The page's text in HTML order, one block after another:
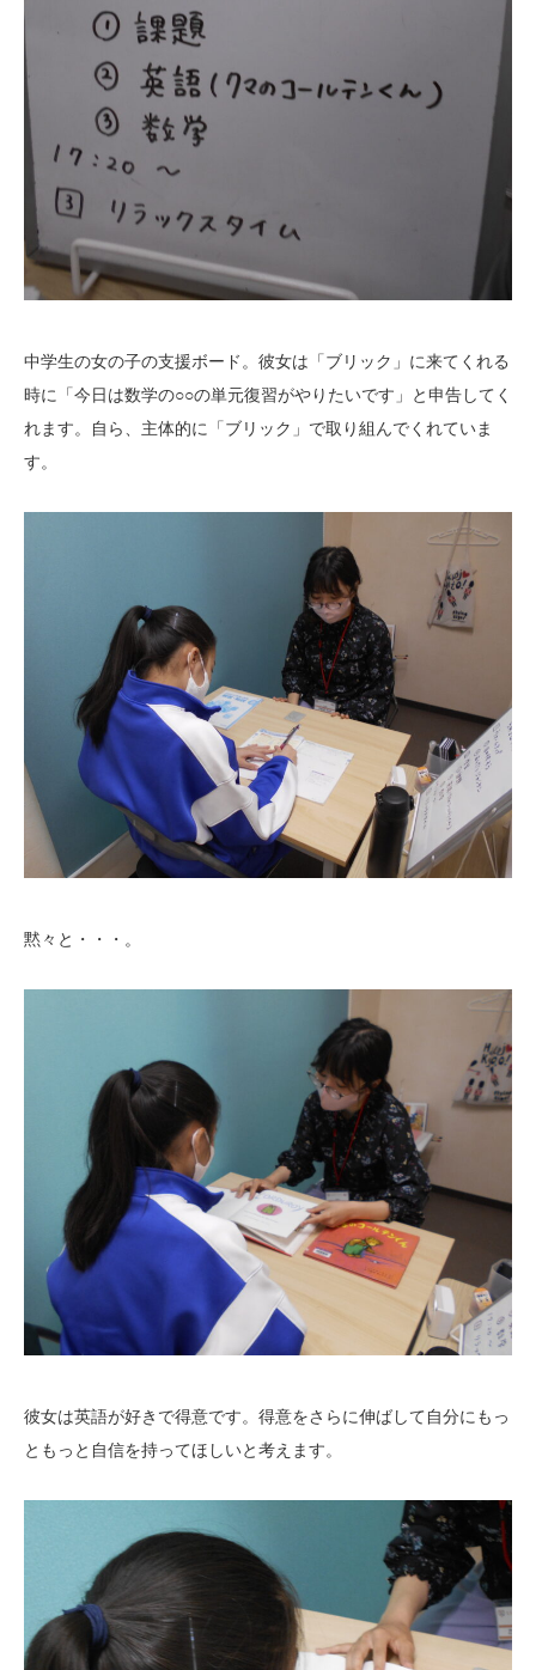
中学生の女の子の支援ボード。彼女は「ブリック」に来てくれる
時に「今日は数学の○○の単元復習がやりたいです」と申告してく
れます。自ら、主体的に「ブリック」で取り組んでくれていま
す。
黙々と・・・。
彼女は英語が好きで得意です。得意をさらに伸ばして自分にもっ
ともっと自信を持ってほしいと考えます。